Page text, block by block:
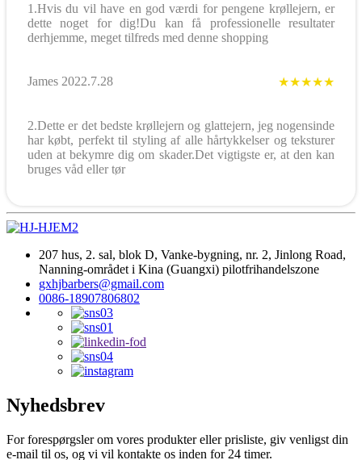
1.Hvis du vil have en god værdi for pengene krøllejern, er
dette noget for dig!Du kan få professionelle resultater
derhjemme, meget tilfreds med denne shopping
James 2022.7.28 ★★★★★
2.Dette er det bedste krøllejern og glattejern, jeg nogensinde
har købt, perfekt til styling af alle hårtykkelser og teksturer
uden at bekymre dig om skader.Det vigtigste er, at den kan
bruges våd eller tør
207 hus, 2. sal, blok D, Vanke-bygning, nr. 2, Jinlong Road,
Nanning-området i Kina (Guangxi) pilotfrihandelszone
gxhjbarbers@gmail.com
0086-18907806802
Nyhedsbrev
For forespørgsler om vores produkter eller prisliste, giv venligst din
e-mail til os, og vi vil kontakte os inden for 24 timer.